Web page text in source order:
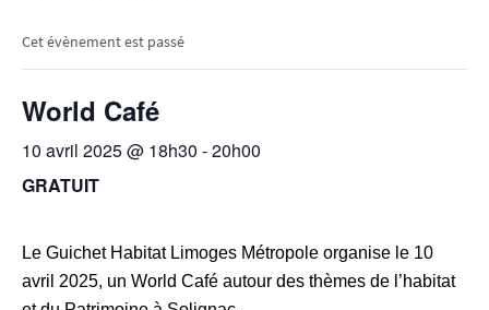
Cet évènement est passé
World Café
10 avril 2025 @ 18h30 -20h00
GRATUIT
Le Guichet Habitat Limoges Métropole organise le 10
avril 2025, un World Café autour des thèmes de l’habitat